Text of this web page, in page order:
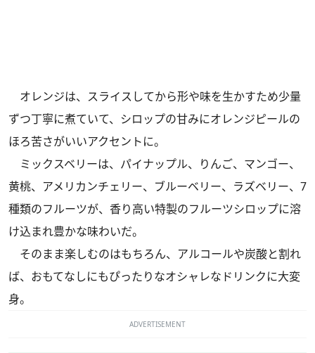
オレンジは、スライスしてから形や味を生かすため少量
ずつ丁寧に煮ていて、シロップの甘みにオレンジピールの
ほろ苦さがいいアクセントに。
ミックスベリーは、パイナップル、りんご、マンゴー、
黄桃、アメリカンチェリー、ブルーベリー、ラズベリー、7
種類のフルーツが、香り高い特製のフルーツシロップに溶
け込まれ豊かな味わいだ。
そのまま楽しむのはもちろん、アルコールや炭酸と割れ
ば、おもてなしにもぴったりなオシャレなドリンクに大変
身。
ADVERTISEMENT